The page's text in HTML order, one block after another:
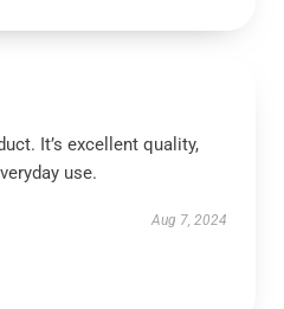
It’s excellent quality,
use.
Aug 7, 2024